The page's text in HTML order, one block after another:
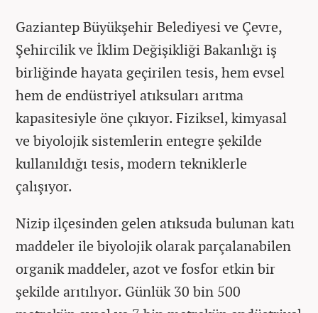
Gaziantep Büyükşehir Belediyesi ve Çevre,
Şehircilik ve İklim Değişikliği Bakanlığı iş
birliğinde hayata geçirilen tesis, hem evsel
hem de endüstriyel atıksuları arıtma
kapasitesiyle öne çıkıyor. Fiziksel, kimyasal
ve biyolojik sistemlerin entegre şekilde
kullanıldığı tesis, modern tekniklerle
çalışıyor.
Nizip ilçesinden gelen atıksuda bulunan katı
maddeler ile biyolojik olarak parçalanabilen
organik maddeler, azot ve fosfor etkin bir
şekilde arıtılıyor. Günlük 30 bin 500